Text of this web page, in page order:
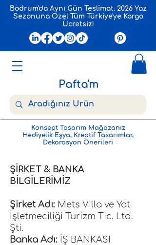
Pafta'm
Bodrum'da Aynı Gün Teslimat. 2026 Yaz
Sezonuna Özel Tüm Türkiye'ye Kargo
Ücretsiz!
Konsept Tasarım Mağazanız
Hediyelik Eşya, Kreatif Tasarımlar,
Dekorasyon Önerileri
ŞİRKET & BANKA
BİLGİLERİMİZ
Şirket Adı: Mets Villa ve Yat
İşletmeciliği Turizm Tic. Ltd.
Şti.
Banka Adı: İŞ BANKASI